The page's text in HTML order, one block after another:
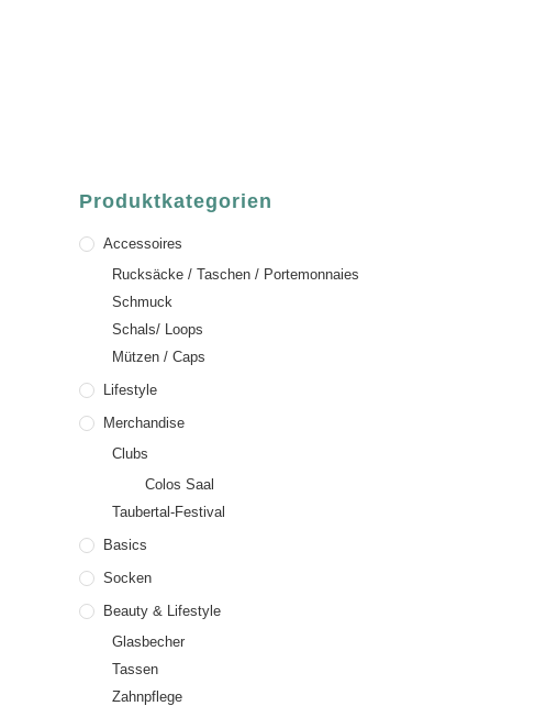
Produktkategorien
Accessoires
Rucksäcke / Taschen / Portemonnaies
Schmuck
Schals/ Loops
Mützen / Caps
Lifestyle
Merchandise
Clubs
Colos Saal
Taubertal-Festival
Basics
Socken
Beauty & Lifestyle
Glasbecher
Tassen
Zahnpflege